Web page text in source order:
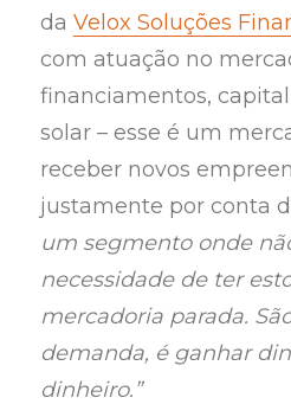
daVelox Soluções
com atuação no
financiamentos,
solar – esse é um
receber novos
justamente por conta
um segmento onde
necessidade de ter
mercadoria parada.
demanda, é ganhar
dinheiro.”